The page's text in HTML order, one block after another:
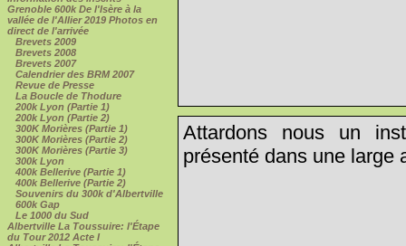
Grenoble 600k De l'Isère à la
vallée de l'Allier 2019 Photos en
direct de l'arrivée
Brevets 2009
Brevets 2008
Brevets 2007
Calendrier des BRM 2007
Revue de Presse
La Boucle de Thodure
200k Lyon (Partie 1)
200k Lyon (Partie 2)
300K Morières (Partie 1)
300K Morières (Partie 2)
300K Morières (Partie 3)
300k Lyon
400k Bellerive (Partie 1)
400k Bellerive (Partie 2)
Souvenirs du 300k d'Albertville
600k Gap
Le 1000 du Sud
Albertville La Toussuire: l'Étape
du Tour 2012 Acte I
Attardons nous un
présenté dans une large